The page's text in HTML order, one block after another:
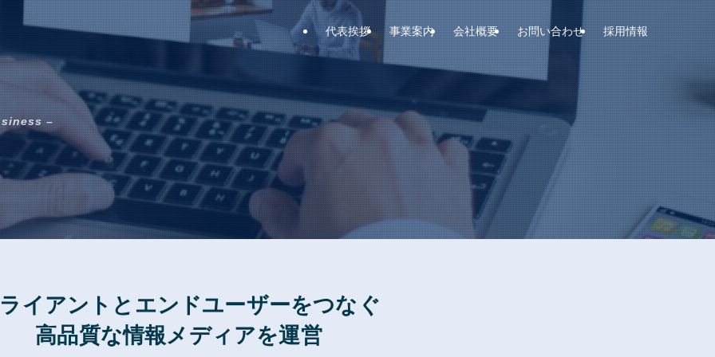
代表挨拶 事業案内 会社概要 お問い合わせ 採用情報
–
イアントとエンドユーザーをつなぐ
高品質な情報メディアを運営